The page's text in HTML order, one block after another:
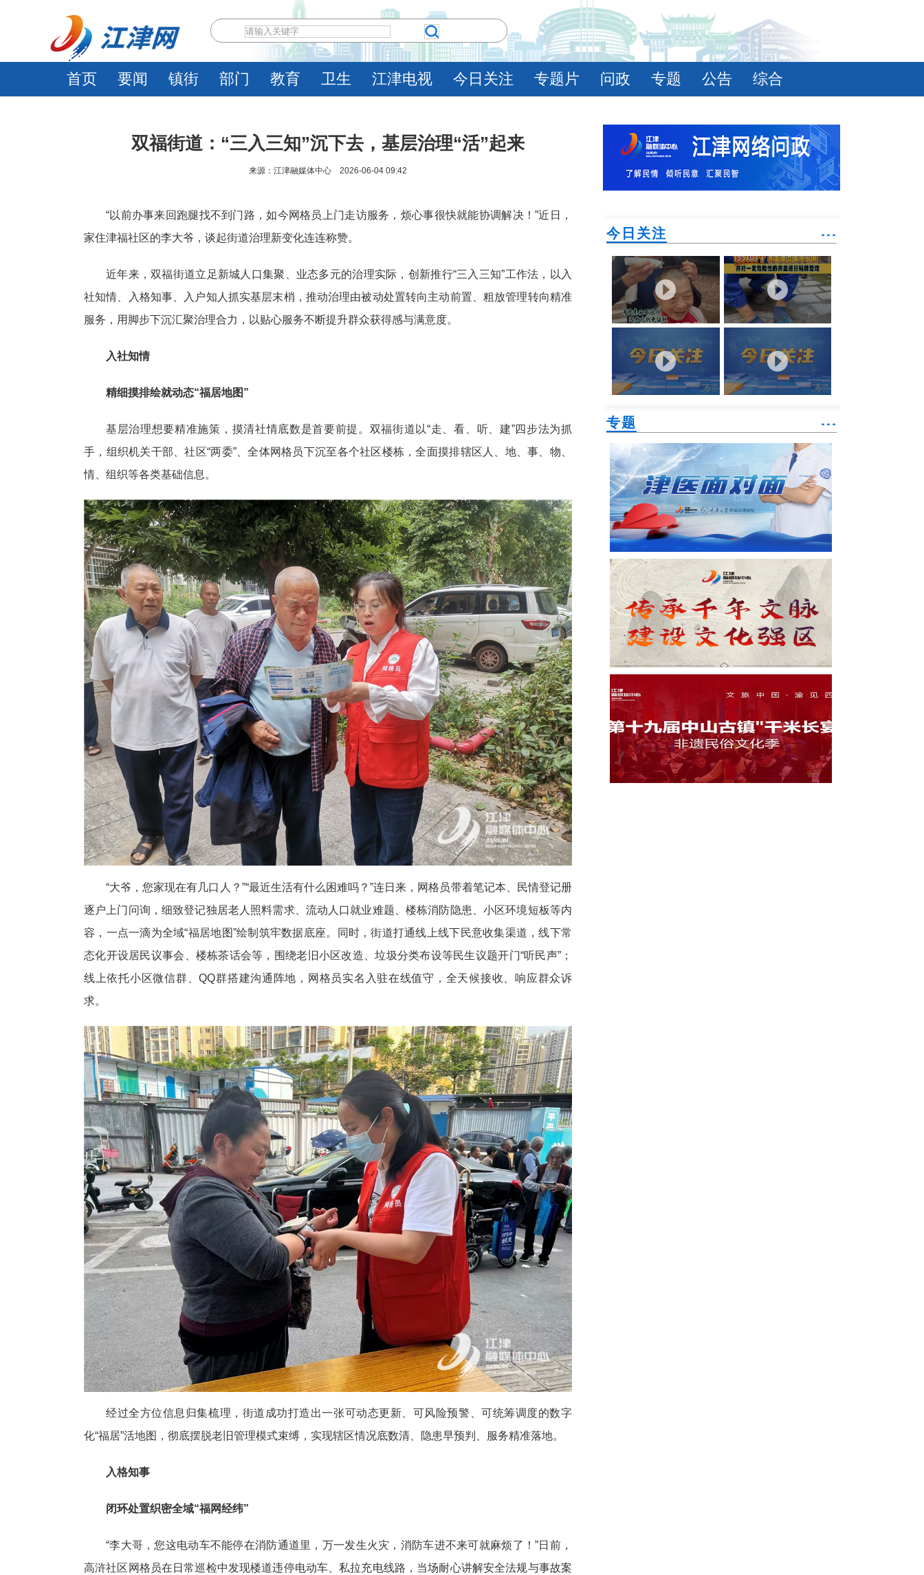
首页 要闻 镇街 部门 教育 卫生 江津电视 今日关注 专题片 问政 专题 公告 综合
双福街道：“三入三知”沉下去，基层治理“活”起来
来源：江津融媒体中心 2026-06-04 09:42
“以前办事来回跑腿找不到门路，如今网格员上门走访服务，烦心事很快就能协调解决！”近日，
家住津福社区的李大爷，谈起街道治理新变化连连称赞。
近年来，双福街道立足新城人口集聚、业态多元的治理实际，创新推行“三入三知”工作法，以入
社知情、入格知事、入户知人抓实基层末梢，推动治理由被动处置转向主动前置、粗放管理转向精准
服务，用脚步下沉汇聚治理合力，以贴心服务不断提升群众获得感与满意度。
入社知情
精细摸排绘就动态“福居地图”
基层治理想要精准施策，摸清社情底数是首要前提。双福街道以“走、看、听、建”四步法为抓
手，组织机关干部、社区“两委”、全体网格员下沉至各个社区楼栋，全面摸排辖区人、地、事、物、
情、组织等各类基础信息。
“大爷，您家现在有几口人？”“最近生活有什么困难吗？”连日来，网格员带着笔记本、民情登记册
逐户上门问询，细致登记独居老人照料需求、流动人口就业难题、楼栋消防隐患、小区环境短板等内
容，一点一滴为全域“福居地图”绘制筑牢数据底座。同时，街道打通线上线下民意收集渠道，线下常
态化开设居民议事会、楼栋茶话会等，围绕老旧小区改造、垃圾分类布设等民生议题开门“听民声”；
线上依托小区微信群、QQ群搭建沟通阵地，网格员实名入驻在线值守，全天候接收、响应群众诉
求。
经过全方位信息归集梳理，街道成功打造出一张可动态更新、可风险预警、可统筹调度的数字
化“福居”活地图，彻底摆脱老旧管理模式束缚，实现辖区情况底数清、隐患早预判、服务精准落地。
入格知事
闭环处置织密全域“福网经纬”
“李大哥，您这电动车不能停在消防通道里，万一发生火灾，消防车进不来可就麻烦了！”日前，
高浒社区网格员在日常巡检中发现楼道违停电动车、私拉充电线路，当场耐心讲解安全法规与事故案
今日关注 ˙˙˙
专题 ˙˙˙